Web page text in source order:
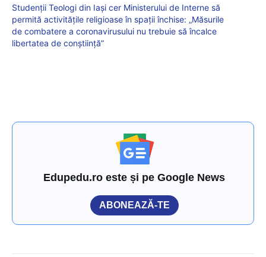
Studenții Teologi din Iași cer Ministerului de Interne să
permită activitățile religioase în spații închise: „Măsurile
de combatere a coronavirusului nu trebuie să încalce
libertatea de conștiință”
Edupedu.ro este și pe Google News
ABONEAZĂ-TE